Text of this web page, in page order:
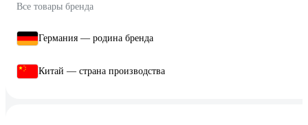
Все товары бренда
Германия — родина бренда
Китай — страна производства